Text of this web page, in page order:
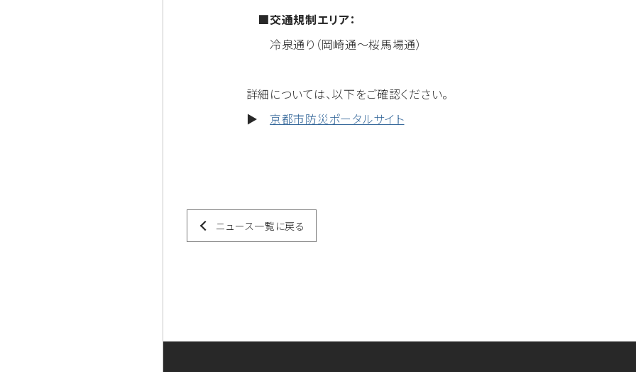
■交通規制エリア：
冷泉通り（岡崎通～桜馬場通）
詳細については、以下をご確認ください。
▶京都市防災ポータルサイト
ニュース一覧に戻る